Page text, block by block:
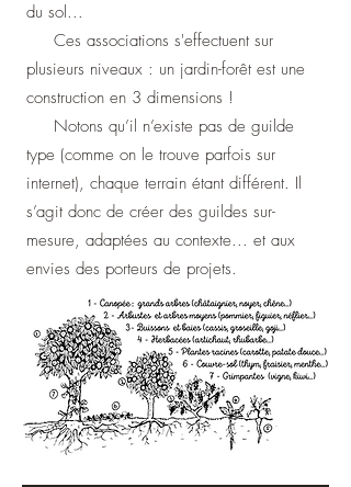
du sol...
Ces associations s'effectuent sur
plusieurs niveaux : un jardin-forêt est une
construction en 3 dimensions !
Notons qu’il n’existe pas de guilde
type (comme on le trouve parfois sur
internet), chaque terrain étant différent. Il
s’agit donc de créer des guildes sur-
mesure, adaptées au contexte... et aux
envies des porteurs de projets.